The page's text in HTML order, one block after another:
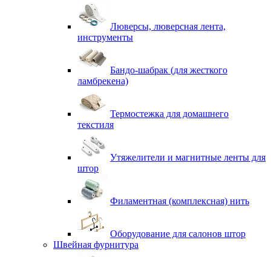
Люверсы, люверсная лента,
инструменты
Бандо-шабрак (для жесткого
ламбрекена)
Термостежка для домашнего
текстиля
Утяжелители и магнитные ленты для
штор
Филаментная (комплексная) нить
Оборудование для салонов штор
Швейная фурнитура